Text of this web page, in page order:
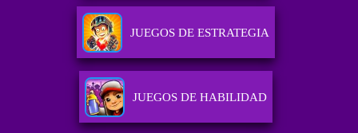
JUEGOS DE ESTRATEGIA
JUEGOS DE HABILIDAD